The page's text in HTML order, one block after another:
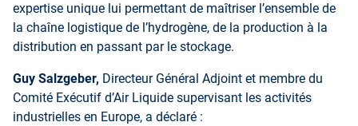
expertise unique lui permettant de maîtriser l’ensemble de
la chaîne logistique de l’hydrogène, de la production à la
distribution en passant par le stockage.
Guy Salzgeber, Directeur Général Adjoint et membre du
Comité Exécutif d’Air Liquide supervisant les activités
industrielles en Europe, a déclaré :